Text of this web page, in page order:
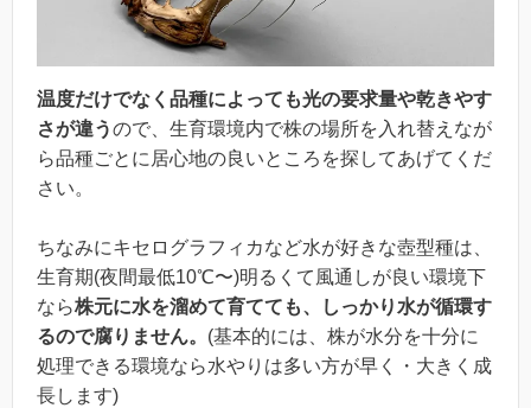
温度だけでなく品種によっても光の要求量や乾きやす
さが違うので、生育環境内で株の場所を入れ替えなが
ら品種ごとに居心地の良いところを探してあげてくだ
さい。
ちなみにキセログラフィカなど水が好きな壺型種は、
生育期(夜間最低10℃〜)明るくて風通しが良い環境下
なら株元に水を溜めて育てても、しっかり水が循環す
るので腐りません。 (基本的には、株が水分を十分に
処理できる環境なら水やりは多い方が早く・大きく成
長します)